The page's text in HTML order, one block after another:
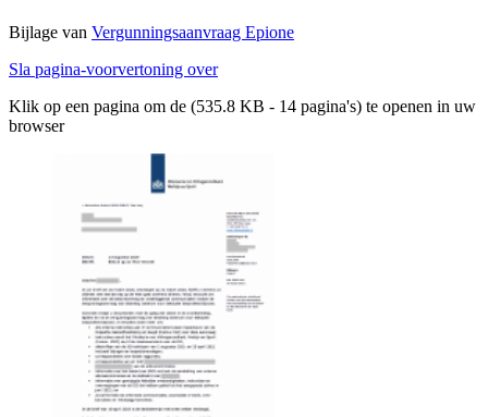
Bijlage van Vergunningsaanvraag Epione
Sla pagina-voorvertoning over
Klik op een pagina om de (535.8 KB - 14 pagina's) te openen in uw
browser